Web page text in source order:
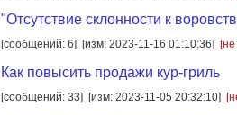
"Отсутствие склонности к
[сообщений: 6] [изм: 2023-11-16 01:10:36]
Как повысить продажи кур-гриль
[сообщений: 33] [изм: 2023-11-05 20:32:10]